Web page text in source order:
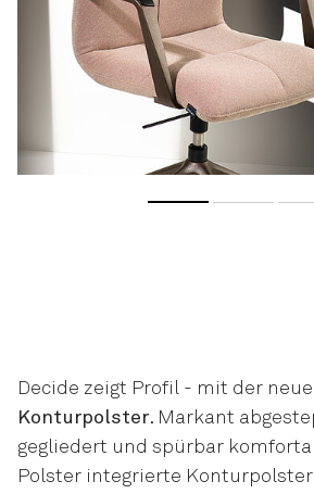
Decide zeigt Profil - mit der
Konturpolster. Markant
gegliedert und spürbar
Polster integrierte